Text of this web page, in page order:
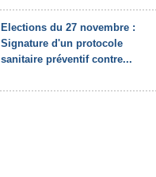
Elections du 27 novembre :
Signature d'un protocole
sanitaire préventif contre...